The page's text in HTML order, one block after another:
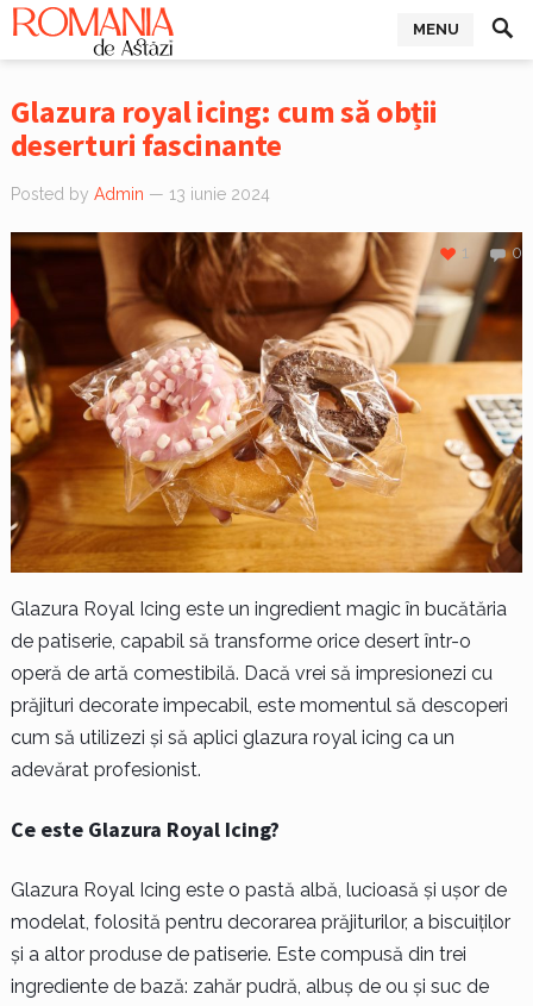
MENU
Glazura royal icing: cum să obții
deserturi fascinante
Posted by Admin — 13 iunie 2024
0
1
Glazura Royal Icing este un ingredient magic în bucătăria
de patiserie, capabil să transforme orice desert într-o
operă de artă comestibilă. Dacă vrei să impresionezi cu
prăjituri decorate impecabil, este momentul să descoperi
cum să utilizezi și să aplici glazura royal icing ca un
adevărat profesionist.
Ce este Glazura Royal Icing?
Glazura Royal Icing este o pastă albă, lucioasă și ușor de
modelat, folosită pentru decorarea prăjiturilor, a biscuiților
și a altor produse de patiserie. Este compusă din trei
ingrediente de bază: zahăr pudră, albuș de ou și suc de